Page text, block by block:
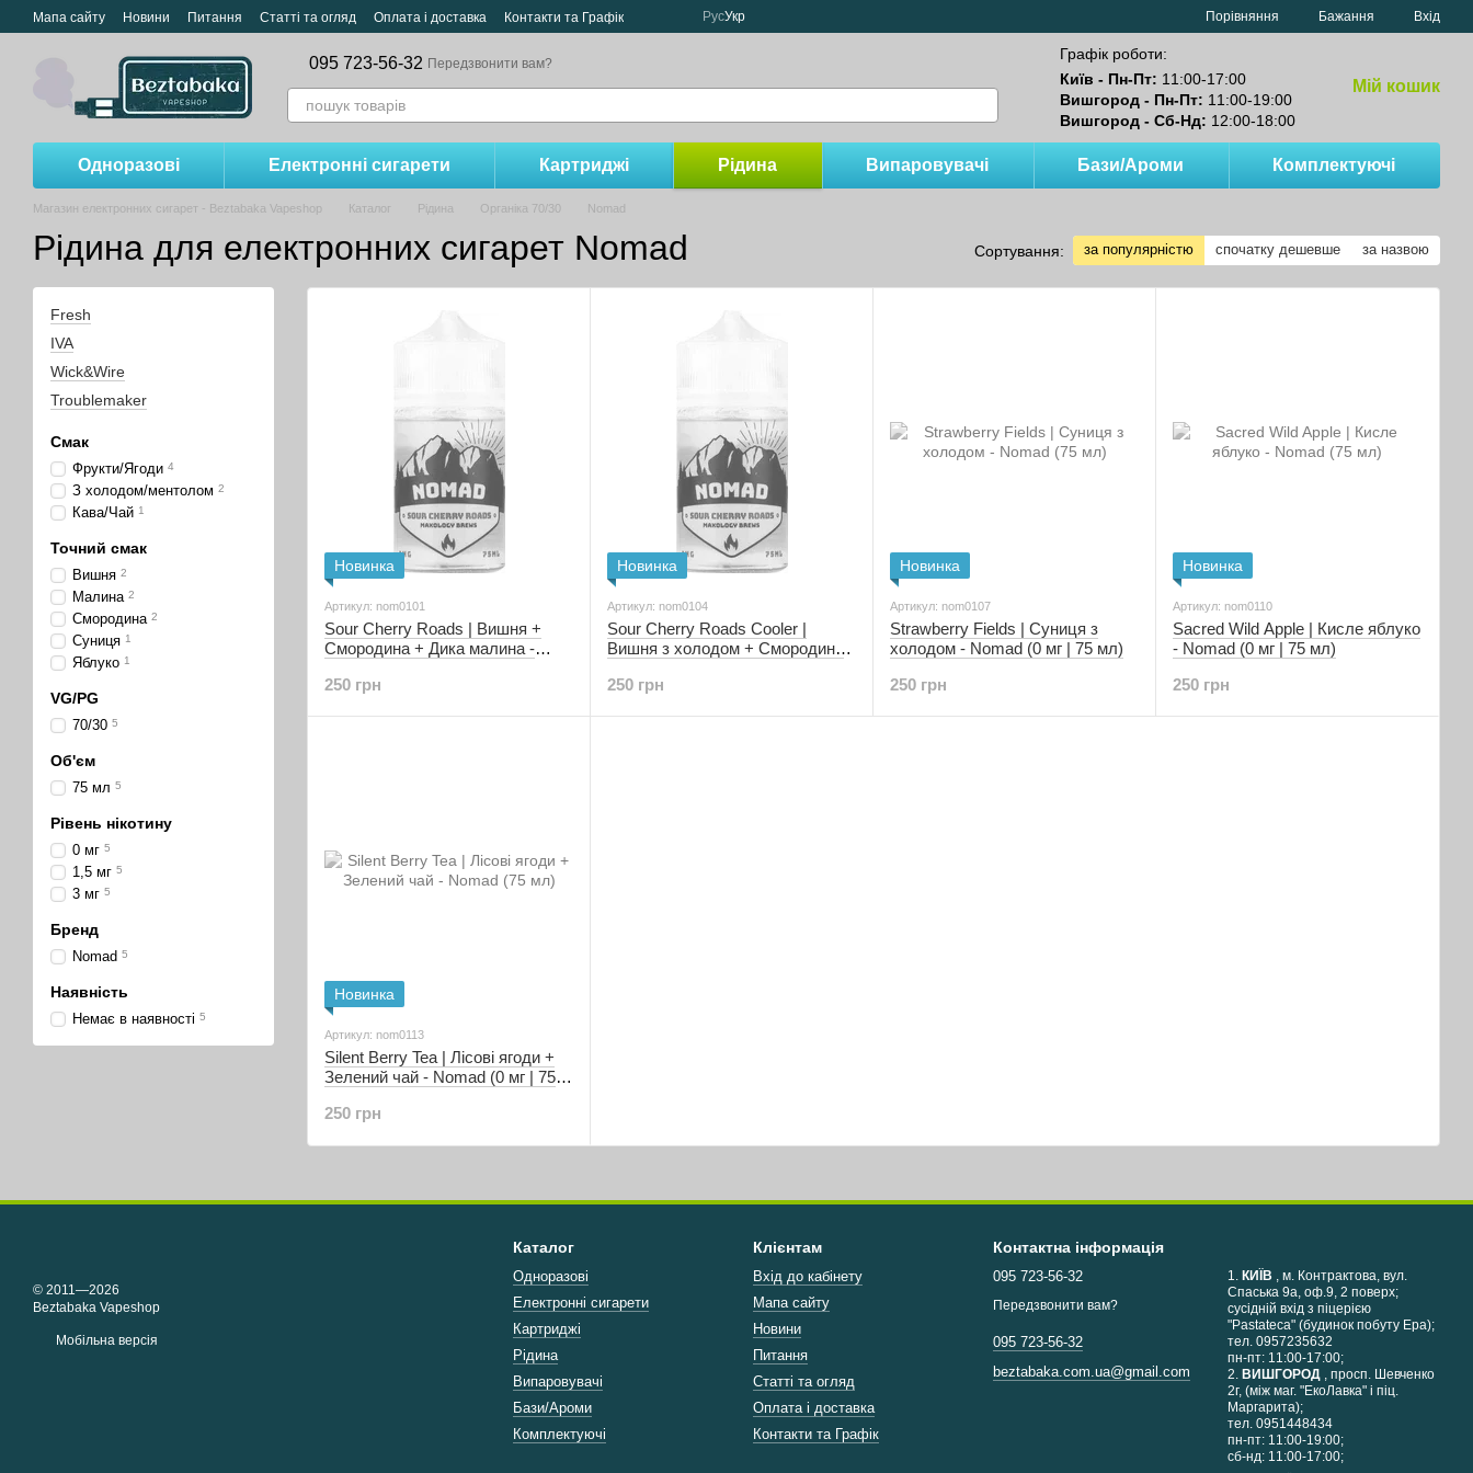
Перейти до основного контенту
Мапа сайту Новини Питання Статті та огляд Оплата і доставка Контакти та Графік РусУкр Порівняння Бажання Вхід
095 723-56-32 Передзвонити вам?
Графік роботи:
Київ - Пн-Пт: 11:00-17:00
Вишгород - Пн-Пт: 11:00-19:00
Вишгород - Сб-Нд: 12:00-18:00
Мій кошик
Одноразові Електронні сигарети Картриджі Рідина Випаровувачі Бази/Ароми Комплектуючі
Магазин електронних сигарет - Beztabaka Vapeshop Каталог Рідина Органiка 70/30 Nomad
Рідина для електронних сигарет Nomad Сортування: за популярністю спочатку дешевше за назвою
Новинка
Артикул: nom0101
Sour Cherry Roads | Вишня +
Смородина + Дика малина -
250 грн
Новинка
Артикул: nom0104
Sour Cherry Roads Cooler |
Вишня з холодом + Смородина
мл)
250 грн
Новинка
Артикул: nom0107
Strawberry Fields | Суниця з
холодом - Nomad (0 мг | 75 мл)
250 грн
Новинка
Артикул: nom0110
Sacred Wild Apple | Кисле яблуко
- Nomad (0 мг | 75 мл)
250 грн
Новинка
Артикул: nom0113
Silent Berry Tea | Лісові ягоди +
Зелений чай - Nomad (0 мг | 75
250 грн
Fresh
IVA
Wick&Wire
Troublemaker
Смак
Фрукти/Ягоди 4
З холодом/ментолом 2
Кава/Чай 1
Точний смак
Вишня 2
Малина 2
Смородина 2
Суниця 1
Яблуко 1
VG/PG
70/30 5
Об'єм
75 мл 5
Рівень нікотину
0 мг 5
1,5 мг 5
3 мг 5
Бренд
Nomad 5
Наявність
Немає в наявності 5
© 2011—2026
Beztabaka Vapeshop
Мобільна версія
Каталог
Одноразові
Електронні сигарети
Картриджі
Рідина
Випаровувачі
Бази/Ароми
Комплектуючі
Клієнтам
Вхід до кабінету
Мапа сайту
Новини
Питання
Статті та огляд
Оплата і доставка
Контакти та Графік
Контактна інформація
095 723-56-32
Передзвонити вам?
095 723-56-32
beztabaka.com.ua@gmail.com
1. КИЇВ , м. Контрактова, вул.
Спаська 9а, оф.9, 2 поверх;
сусідній вхід з піцерією
"Pastateca" (будинок побуту Ера);
тел. 0957235632
пн-пт: 11:00-17:00;
2. ВИШГОРОД , просп. Шевченко
2г, (між маг. "ЕкоЛавка" і піц.
Маргарита);
тел. 0951448434
пн-пт: 11:00-19:00;
сб-нд: 11:00-17:00;